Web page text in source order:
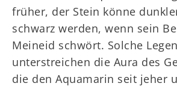
früher, der Stein könne
schwarz werden, wenn sein
Meineid schwört. Solche
unterstreichen die Aura des
die den Aquamarin seit jeher